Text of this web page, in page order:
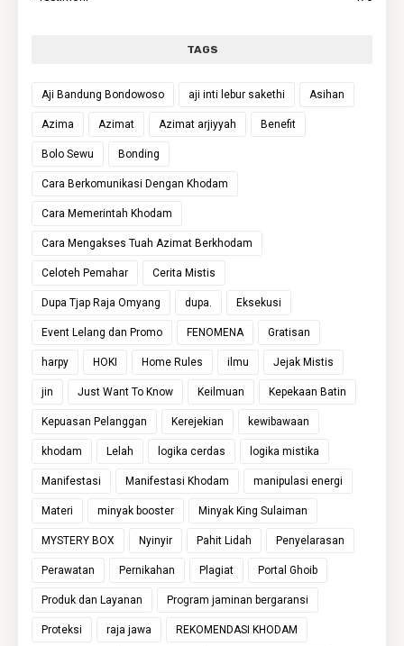
TAGS
Aji Bandung Bondowoso aji inti lebur sakethi Asihan
Azima Azimat Azimat arjiyyah Benefit
Bolo Sewu Bonding
Cara Berkomunikasi Dengan Khodam
Cara Memerintah Khodam
Cara Mengakses Tuah Azimat Berkhodam
Celoteh Pemahar Cerita Mistis
Dupa Tjap Raja Omyang dupa. Eksekusi
Event Lelang dan Promo FENOMENA Gratisan
harpy HOKI Home Rules ilmu Jejak Mistis
jin Just Want To Know Keilmuan Kepekaan Batin
Kepuasan Pelanggan Kerejekian kewibawaan
khodam Lelah logika cerdas logika mistika
Manifestasi Manifestasi Khodam manipulasi energi
Materi minyak booster Minyak King Sulaiman
MYSTERY BOX Nyinyir Pahit Lidah Penyelarasan
Perawatan Pernikahan Plagiat Portal Ghoib
Produk dan Layanan Program jaminan bergaransi
Proteksi raja jawa REKOMENDASI KHODAM